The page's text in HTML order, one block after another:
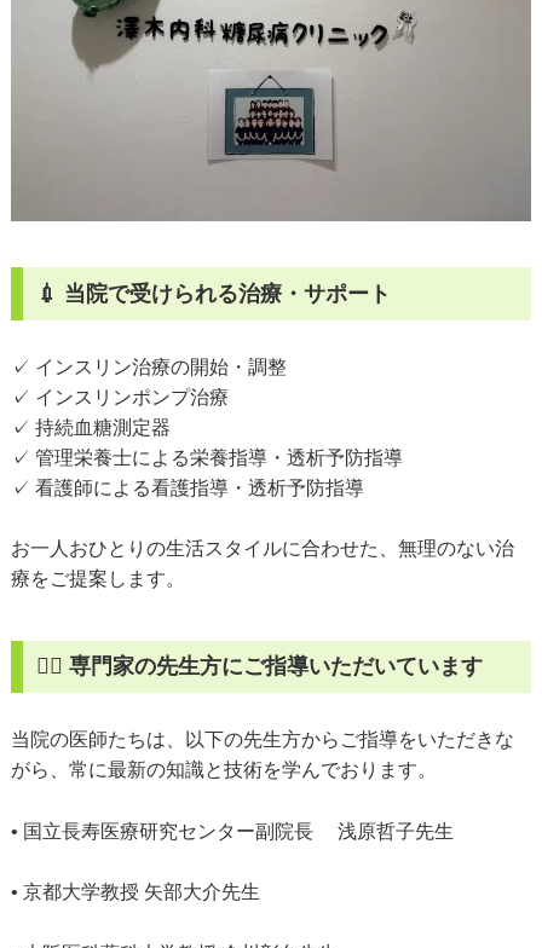
💉 当院で受けられる治療・サポート
✓ インスリン治療の開始・調整
✓ インスリンポンプ治療
✓ 持続血糖測定器
✓ 管理栄養士による栄養指導・透析予防指導
✓ 看護師による看護指導・透析予防指導
お一人おひとりの生活スタイルに合わせた、無理のない治
療をご提案します。
👨‍⚕️ 専門家の先生方にご指導いただいています
当院の医師たちは、以下の先生方からご指導をいただきな
がら、常に最新の知識と技術を学んでおります。
• 国立長寿医療研究センター副院長 浅原哲子先生
• 京都大学教授 矢部大介先生